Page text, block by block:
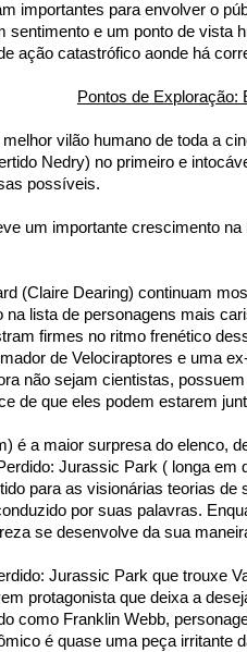
importantes para envolver o
sentimento e um ponto de vista
ação catastrófico aonde há
Pontos de Exploração:
vilão humano de toda a
Nedry) no primeiro e
possíveis.
um importante crescimento
(Claire Dearing) continuam
lista de personagens mais
firmes no ritmo frenético
de Velociraptores e uma
não sejam cientistas,
de que eles podem estarem
é a maior surpresa do elenco,
Jurassic Park ( longa em
para as visionárias teorias
por suas palavras.
se desenvolve da sua
Jurassic Park que trouxe
protagonista que deixa a
como Franklin Webb,
é quase uma peça irritante